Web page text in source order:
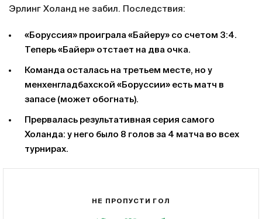
Эрлинг Холанд не забил. Последствия:
«Боруссия» проиграла «Байеру» со счетом 3:4.
Теперь «Байер» отстает на два очка.
Команда осталась на третьем месте, но у
менхенгладбахской «Боруссии» есть матч в
запасе (может обогнать).
Прервалась результативная серия самого
Холанда: у него было 8 голов за 4 матча во всех
турнирах.
НЕ ПРОПУСТИ ГОЛ